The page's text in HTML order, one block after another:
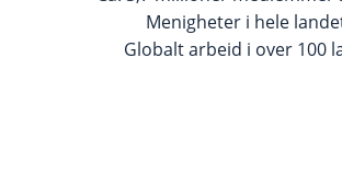
Menigheter i hele
Globalt arbeid i over 100